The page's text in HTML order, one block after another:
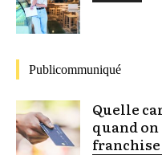
Publicommuniqué
Quelle
quand
franchise